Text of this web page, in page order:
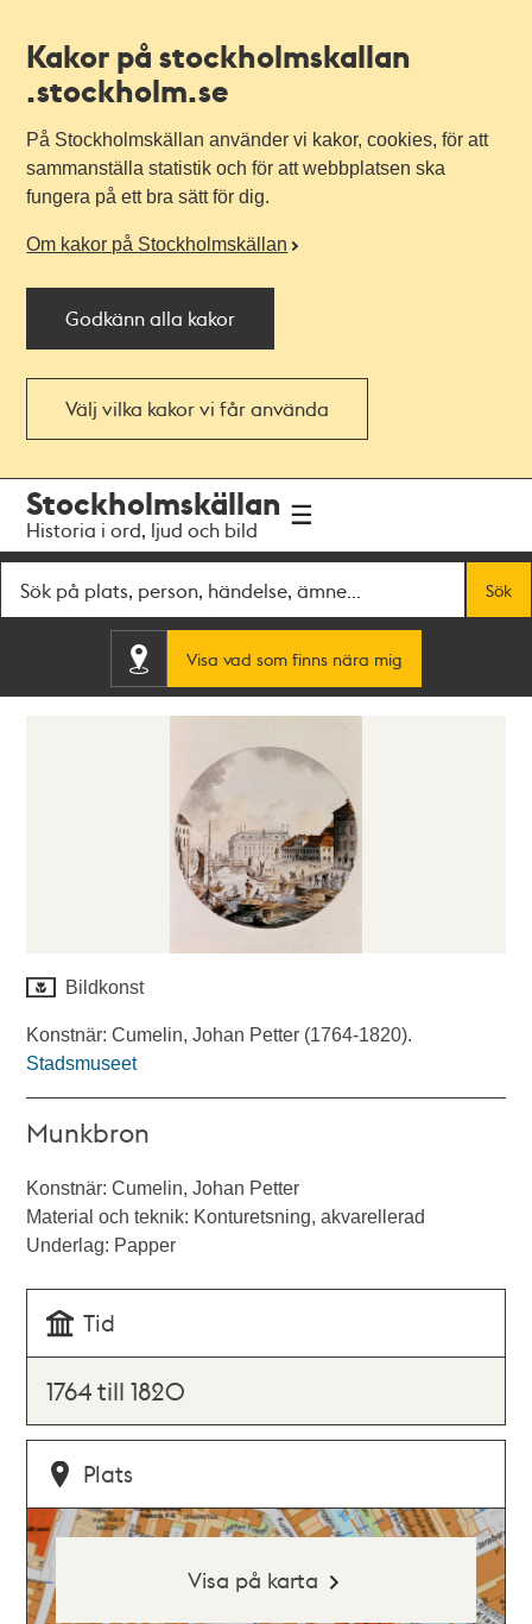
Kakor på stockholmskallan
.stockholm.se
På Stockholmskällan använder vi kakor, cookies, för att
sammanställa statistik och för att webbplatsen ska
fungera på ett bra sätt för dig.
Om kakor på Stockholmskällan
Godkänn alla kakor
Välj vilka kakor vi får använda
navigationen
huvudinnehållet
Stockholmskällan
Historia i ord, ljud och bild
Sök
Visa vad som finns nära mig
Bildkonst
Konstnär: Cumelin, Johan Petter (1764-1820).
Stadsmuseet
Munkbron
Konstnär: Cumelin, Johan Petter
Material och teknik: Konturetsning, akvarellerad
Underlag: Papper
Tid
1764 till 1820
Plats
Visa på karta